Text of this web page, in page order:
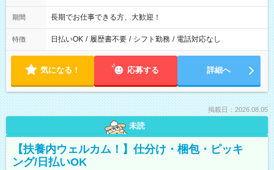
期間 長期でお仕事できる方、大歓迎！
特徴 日払いOK / 履歴書不要 / シフト勤務 / 電話対応なし
気になる！ 応募する 詳細へ
掲載日：2026.08.05
未読
【扶養内ウェルカム！】仕分け・梱包・ピッキ
ング/日払いOK